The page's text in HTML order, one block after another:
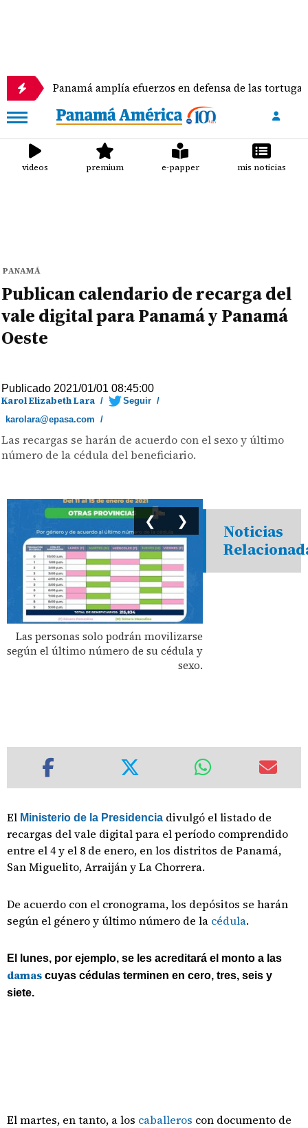
amplía efuerzos en defensa de las tortugas marinas
videos premium e-papper mis noticias
PANAMÁ
Publican calendario de recarga del
vale digital para Panamá y Panamá
Oeste
Publicado 2021/01/01 08:45:00
Karol Elizabeth Lara / Seguir /
karolara@epasa.com /
Las recargas se harán de acuerdo con el sexo y último
número de la cédula del beneficiario.
Las personas solo podrán movilizarse
según el último número de su cédula y
sexo.
❮ ❯
Noticias
El Ministerio de la Presidencia divulgó el listado de
recargas del vale digital para el período comprendido
entre el 4 y el 8 de enero, en los distritos de Panamá,
San Miguelito, Arraiján y La Chorrera.
De acuerdo con el cronograma, los depósitos se harán
según el género y último número de la cédula.
El lunes, por ejemplo, se les acreditará el monto a las
damas cuyas cédulas terminen en cero, tres, seis y
siete.
El martes, en tanto, a los caballeros con documento de